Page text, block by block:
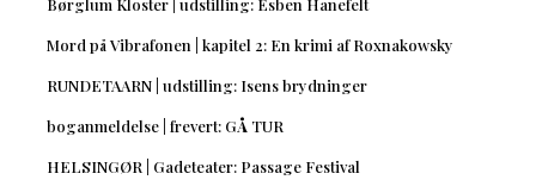
Børglum Kloster | udstilling: Esben Hanefelt
Mord på Vibrafonen | kapitel 2: En krimi af Roxnakowsky
RUNDETAARN | udstilling: Isens brydninger
boganmeldelse | frevert: GÅ TUR
HELSINGØR | Gadeteater: Passage Festival